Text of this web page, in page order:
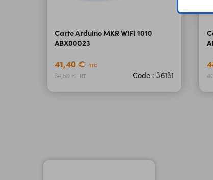
Carte Arduino MKR WiFi 1010
ABX00023
41,40 € TTC
34,50 € HT Code : 36131